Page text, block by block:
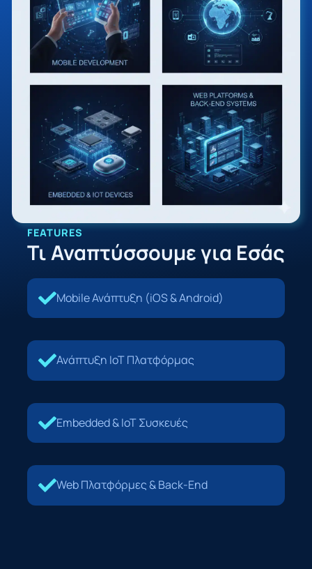
FEATURES
Τι Αναπτύσσουμε για Εσάς
Mobile Ανάπτυξη (iOS & Android)
Ανάπτυξη IoT Πλατφόρμας
Embedded & IoT Συσκευές
Web Πλατφόρμες & Back-End